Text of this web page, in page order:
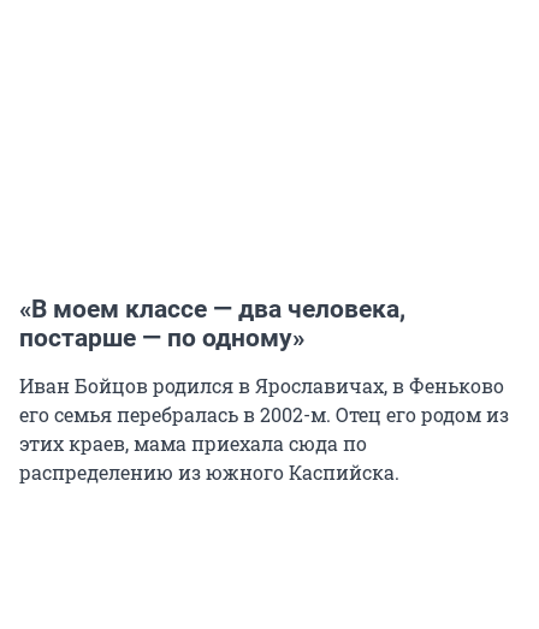
«В моем классе — два человека,
постарше — по одному»
Иван Бойцов родился в Ярославичах, в Феньково
его семья перебралась в 2002-м. Отец его родом из
этих краев, мама приехала сюда по
распределению из южного Каспийска.